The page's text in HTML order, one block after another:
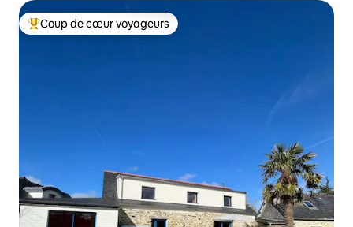
Coups de cœur voyageurs les plus appréciés
Coup de cœur voyageurs